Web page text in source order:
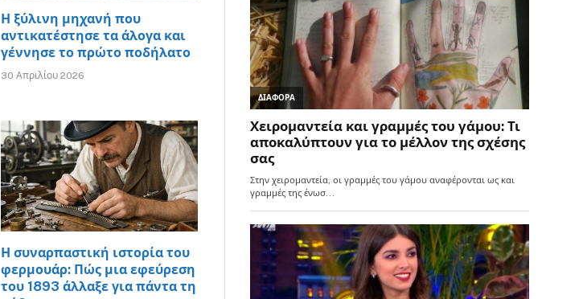
Η ξύλινη μηχανή που
αντικατέστησε τα άλογα και
γέννησε το πρώτο ποδήλατο
30 Απριλίου 2026
Η συναρπαστική ιστορία του
φερμουάρ: Πώς μια εφεύρεση
του 1893 άλλαξε για πάντα τη